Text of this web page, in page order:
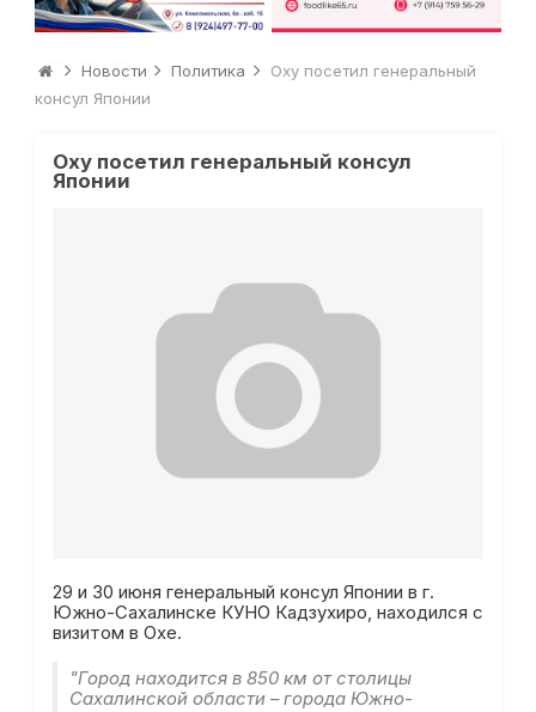
Новости Политика
Оху посетил генеральный
консул Японии
Оху посетил генеральный консул
Японии
29 и 30 июня генеральный консул Японии в г.
Южно-Сахалинске КУНО Кадзухиро, находился с
визитом в Охе.
"Город находится в 850 км от столицы
Сахалинской области – города Южно-